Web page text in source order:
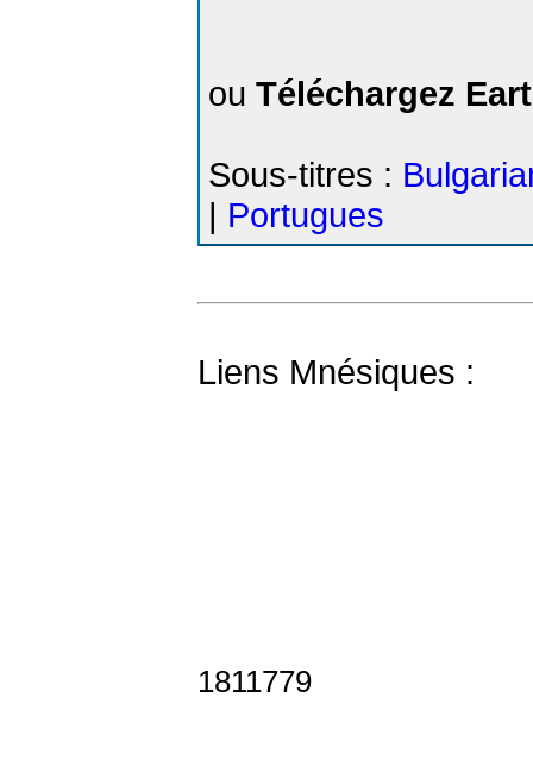
ou Téléchargez
Sous-titres :
| Portugues
Liens Mnésiques :
1811779